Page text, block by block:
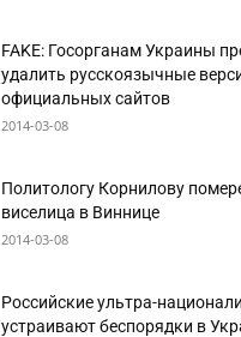
FAKE: Госорганам Украины
удалить русскоязычные
официальных сайтов
2014-03-08
Политологу Корнилову
виселица в Виннице
2014-03-08
Российские ультра-
устраивают беспорядки в